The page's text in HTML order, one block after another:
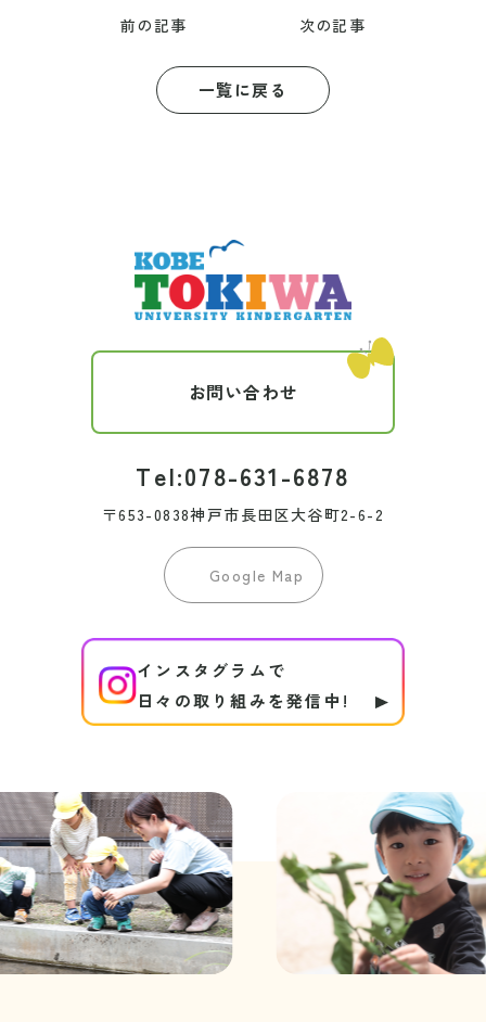
前の記事 次の記事
一覧に戻る
お問い合わせ
Tel:078-631-6878
〒653-0838神戸市長田区大谷町2-6-2
Google Map
インスタグラムで
日々の取り組みを発信中!